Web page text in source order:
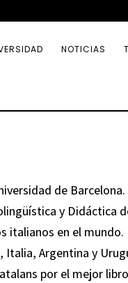
NOTICIAS
de Barcelona.
y Didáctica
italianos en el
Argentina y
por el mejor